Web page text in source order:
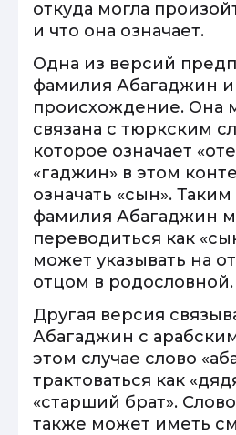
откуда могла
и что она означает.
Одна из версий
фамилия Абагаджин
происхождение. Она
связана с тюркским
которое означает
«гаджин» в этом
означать «сын».
фамилия Абагаджин
переводиться как
может указывать на
отцом в родословной.
Другая версия
Абагаджин с
этом случае слово
трактоваться как
«старший брат».
также может иметь